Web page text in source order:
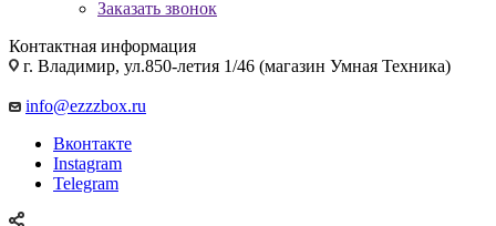
Заказать звонок
Контактная информация
г. Владимир, ул.850-летия 1/46 (магазин Умная Техника)
info@ezzzbox.ru
Вконтакте
Instagram
Telegram